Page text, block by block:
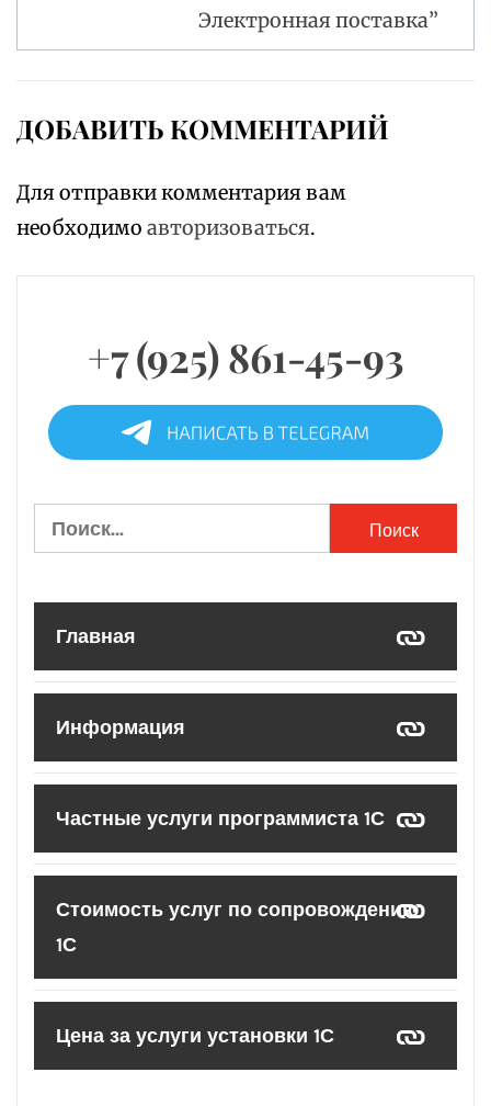
Электронная поставка”
ДОБАВИТЬ КОММЕНТАРИЙ
Для отправки комментария вам
необходимо авторизоваться.
+7 (925) 861-45-93
Найти:
Главная
Информация
Частные услуги программиста 1С
Стоимость услуг по сопровождению
1С
Цена за услуги установки 1С